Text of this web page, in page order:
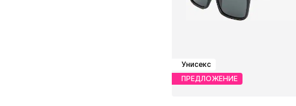
Унисекс
ПРЕДЛОЖЕНИЕ